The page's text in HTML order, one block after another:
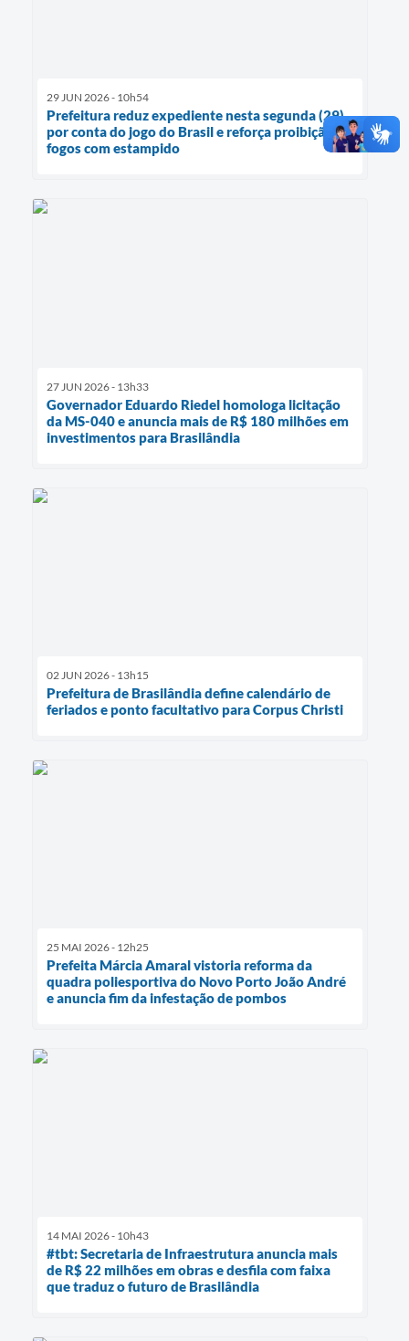
29 JUN 2026 - 10h54
Prefeitura reduz expediente nesta segunda (29)
por conta do jogo do Brasil e reforça proibição de
fogos com estampido
27 JUN 2026 - 13h33
Governador Eduardo Riedel homologa licitação
da MS-040 e anuncia mais de R$ 180 milhões em
investimentos para Brasilândia
02 JUN 2026 - 13h15
Prefeitura de Brasilândia define calendário de
feriados e ponto facultativo para Corpus Christi
25 MAI 2026 - 12h25
Prefeita Márcia Amaral vistoria reforma da
quadra poliesportiva do Novo Porto João André
e anuncia fim da infestação de pombos
14 MAI 2026 - 10h43
#tbt: Secretaria de Infraestrutura anuncia mais
de R$ 22 milhões em obras e desfila com faixa
que traduz o futuro de Brasilândia